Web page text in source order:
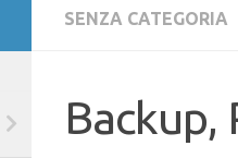
SENZA CATEGORIA
Backup,